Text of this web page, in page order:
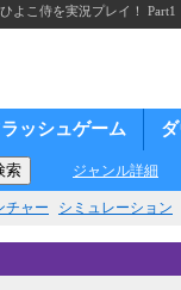
よこ侍を実況プレイ！ Part1
ッシュゲーム
ジャンル詳細
チャー シミュレーション